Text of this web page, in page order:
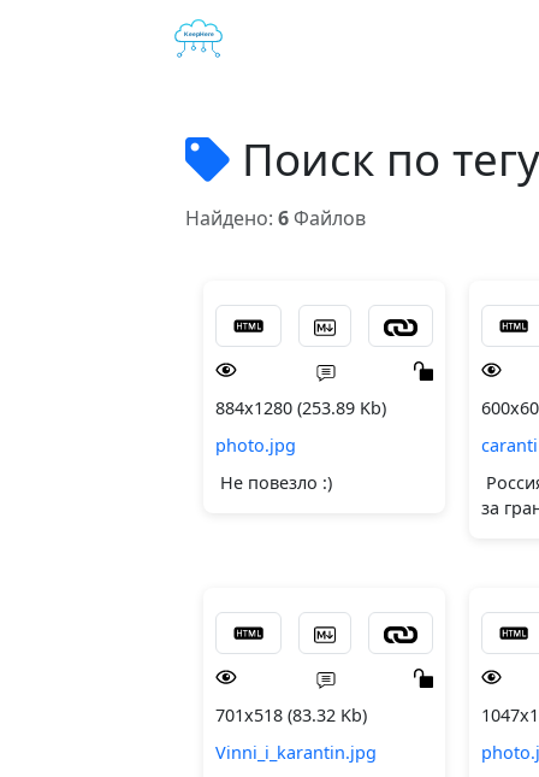
Поиск по
Найдено: 6Файлов
884x1280 (253.89 Kb)
photo.jpg
Не повезло :)
за
701x518 (83.32 Kb)
Vinni_i_karantin.jpg